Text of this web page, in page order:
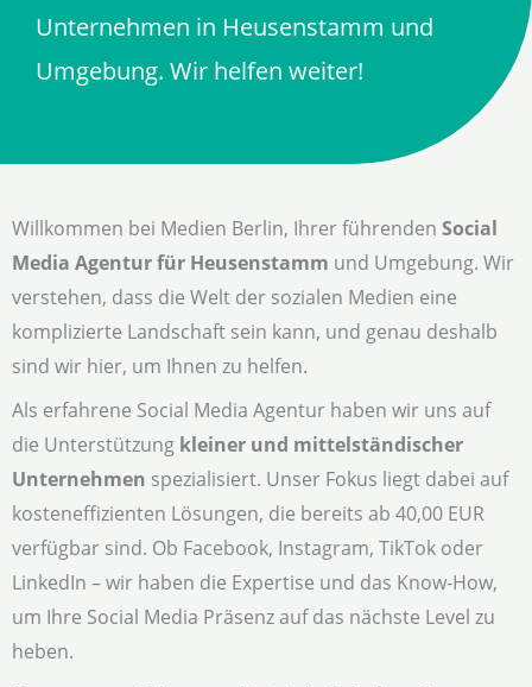
Unternehmen in Heusenstamm und
Umgebung. Wir helfen weiter!
Willkommen bei Medien Berlin, Ihrer führenden Social
Media Agentur für Heusenstamm und Umgebung. Wir
verstehen, dass die Welt der sozialen Medien eine
komplizierte Landschaft sein kann, und genau deshalb
sind wir hier, um Ihnen zu helfen.
Als erfahrene Social Media Agentur haben wir uns auf
die Unterstützung kleiner und mittelständischer
Unternehmen spezialisiert. Unser Fokus liegt dabei auf
kosteneffizienten Lösungen, die bereits ab 40,00 EUR
verfügbar sind. Ob Facebook, Instagram, TikTok oder
LinkedIn – wir haben die Expertise und das Know-How,
um Ihre Social Media Präsenz auf das nächste Level zu
heben.